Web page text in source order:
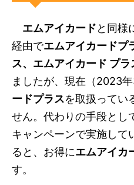
エムアイカードと同様
経由でエムアイカードプ
ス、エムアイカード プラ
ましたが、現在（2023
ードプラスを取扱ってい
せん。代わりの手段とし
キャンペーンで実施して
ると、お得にエムアイカ
す。